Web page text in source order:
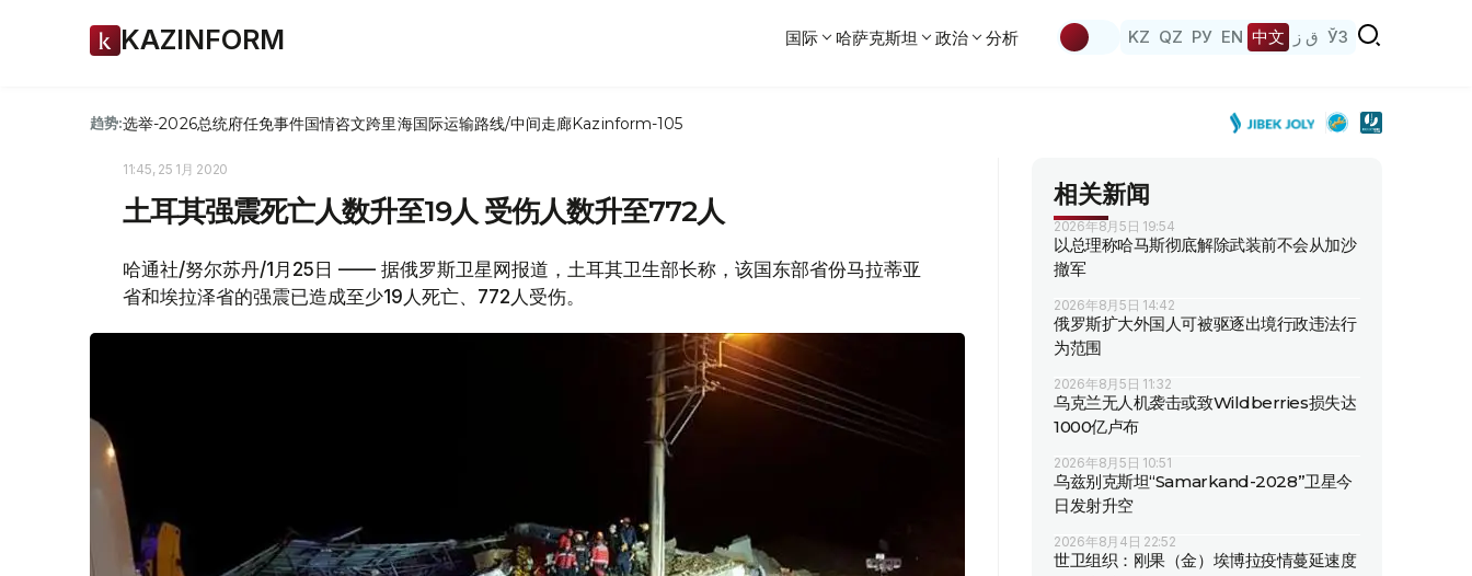
KAZINFORM 国际 哈萨克斯坦 政治 分析 KZ QZ РУ EN 中文 ق ز ЎЗ
趋势:选举-2026总统府任免事件国情咨文跨里海国际运输路线/中间走廊Kazinform-105
11:45, 25 1月 2020
土耳其强震死亡人数升至19人 受伤人数升至772人
哈通社/努尔苏丹/1月25日 —— 据俄罗斯卫星网报道，土耳其卫生部长称，该国东部省份马拉蒂亚
省和埃拉泽省的强震已造成至少19人死亡、772人受伤。
相关新闻
2026年8月5日 19:54
以总理称哈马斯彻底解除武装前不会从加沙
撤军
2026年8月5日 14:42
俄罗斯扩大外国人可被驱逐出境行政违法行
为范围
2026年8月5日 11:32
乌克兰无人机袭击或致Wildberries损失达
1000亿卢布
2026年8月5日 10:51
乌兹别克斯坦“Samarkand-2028”卫星今
日发射升空
2026年8月4日 22:52
世卫组织：刚果（金）埃博拉疫情蔓延速度